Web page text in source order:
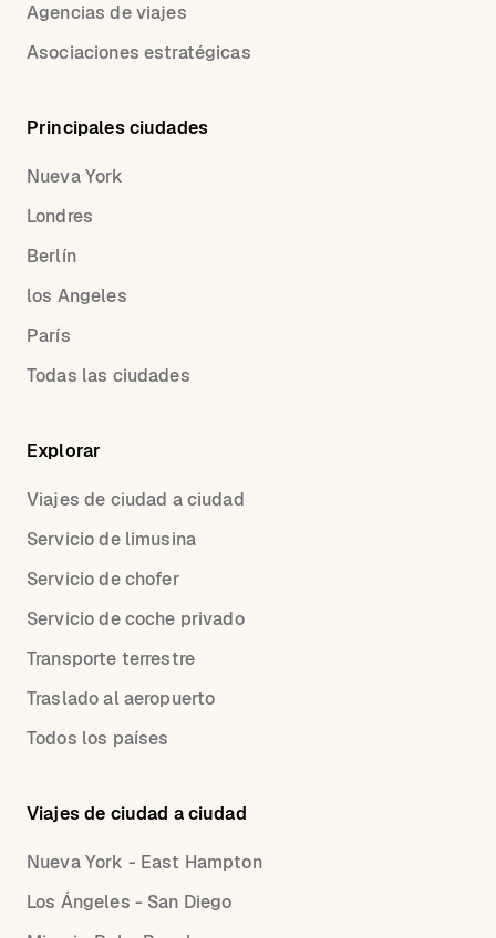
Agencias de viajes
Asociaciones estratégicas
Principales ciudades
Nueva York
Londres
Berlín
los Angeles
París
Todas las ciudades
Explorar
Viajes de ciudad a ciudad
Servicio de limusina
Servicio de chofer
Servicio de coche privado
Transporte terrestre
Traslado al aeropuerto
Todos los países
Viajes de ciudad a ciudad
Nueva York - East Hampton
Los Ángeles - San Diego